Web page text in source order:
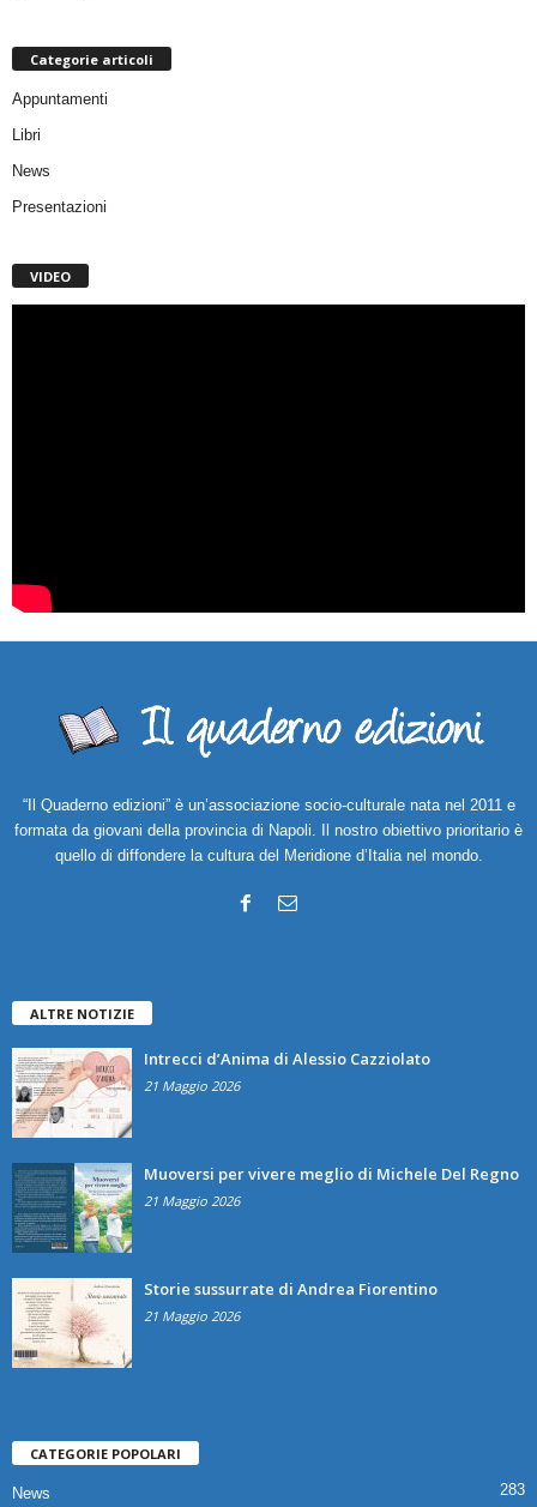
Categorie articoli
Appuntamenti
Libri
News
Presentazioni
VIDEO
“Il Quaderno edizioni” è un’associazione socio-culturale nata nel 2011 e
formata da giovani della provincia di Napoli. Il nostro obiettivo prioritario è
quello di diffondere la cultura del Meridione d’Italia nel mondo.
ALTRE NOTIZIE
Intrecci d’Anima di Alessio Cazziolato
21 Maggio 2026
Muoversi per vivere meglio di Michele Del Regno
21 Maggio 2026
Storie sussurrate di Andrea Fiorentino
21 Maggio 2026
CATEGORIE POPOLARI
News 283